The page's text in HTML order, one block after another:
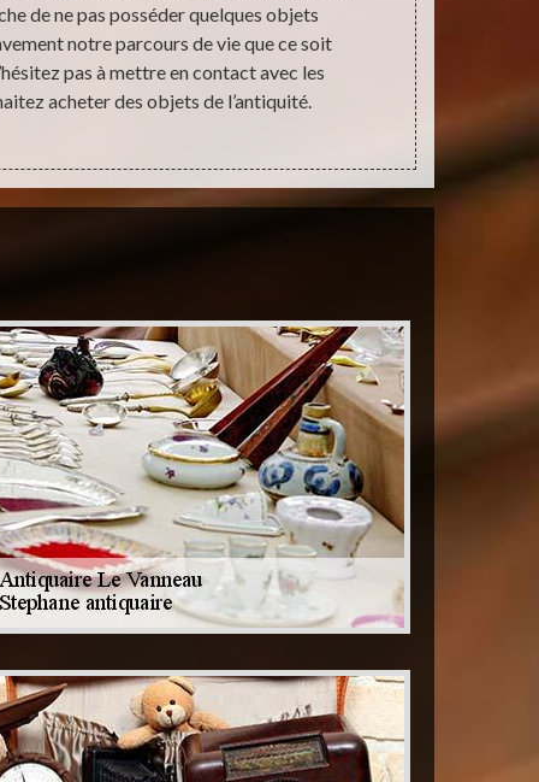
de ne pas posséder quelques objets
notre parcours de vie que ce soit
pas à mettre en contact avec les
acheter des objets de l’antiquité.